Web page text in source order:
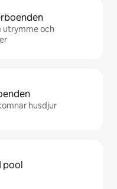
utrymme och
husdjur
pool